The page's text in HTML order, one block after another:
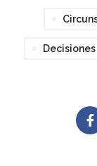
Decisiones